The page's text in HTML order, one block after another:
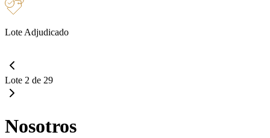
Lote Adjudicado
Lote 2 de 29
Nosotros